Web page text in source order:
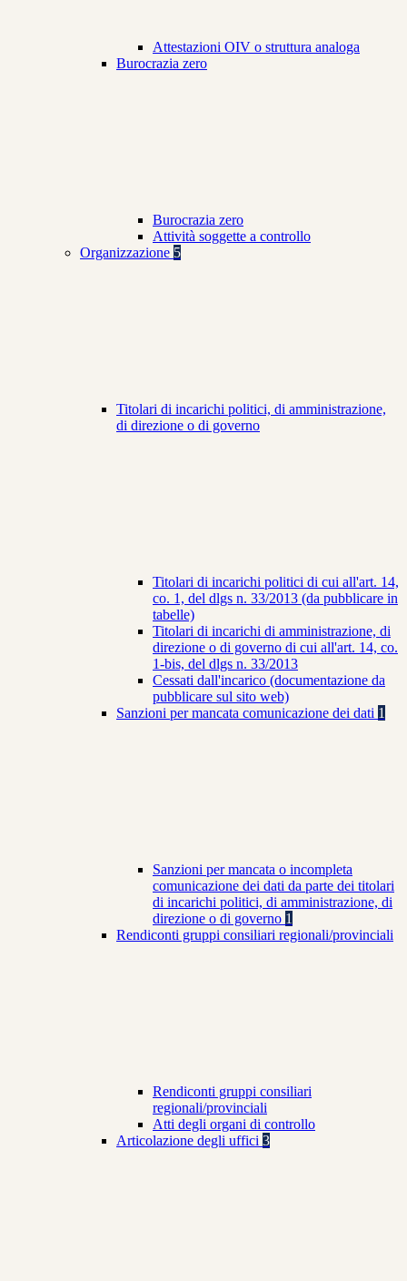
Attestazioni OIV o struttura analoga
Burocrazia zero
Burocrazia zero
Attività soggette a controllo
Organizzazione 5
Titolari di incarichi politici, di amministrazione,
di direzione o di governo
Titolari di incarichi politici di cui all'art. 14,
co. 1, del dlgs n. 33/2013 (da pubblicare in
tabelle)
Titolari di incarichi di amministrazione, di
direzione o di governo di cui all'art. 14, co.
1-bis, del dlgs n. 33/2013
Cessati dall'incarico (documentazione da
pubblicare sul sito web)
Sanzioni per mancata comunicazione dei dati 1
Sanzioni per mancata o incompleta
comunicazione dei dati da parte dei titolari
di incarichi politici, di amministrazione, di
direzione o di governo 1
Rendiconti gruppi consiliari regionali/provinciali
Rendiconti gruppi consiliari
regionali/provinciali
Atti degli organi di controllo
Articolazione degli uffici 3